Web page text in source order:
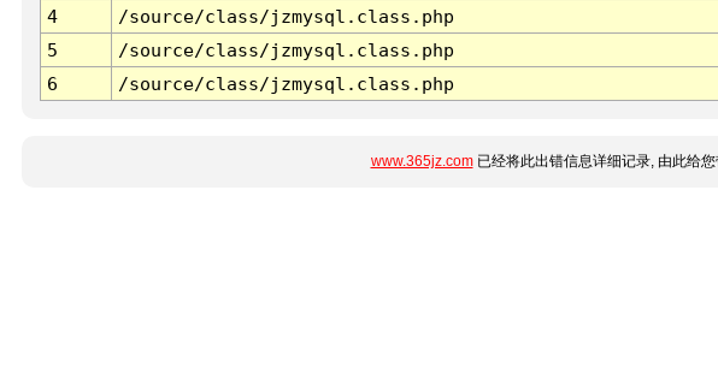
4
/source/class/jzmysql.class.php
5
/source/class/jzmysql.class.php
6
/source/class/jzmysql.class.php
www.365jz.com已经将此出错信息详细记录, 由此给